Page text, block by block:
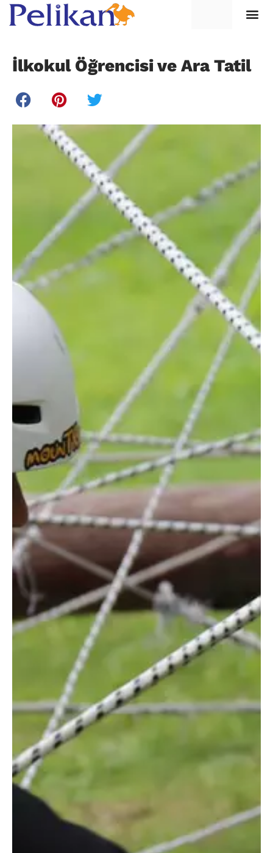
İlkokul Öğrencisi ve Ara Tatil